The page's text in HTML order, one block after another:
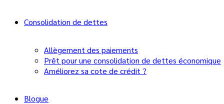
Consolidation de dettes
Allègement des paiements
Prêt pour une consolidation de dettes économique
Améliorez sa cote de crédit ?
Blogue